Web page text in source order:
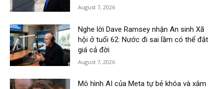
August 7, 2026
Nghe lời Dave Ramsey nhận An sinh Xã
hội ở tuổi 62: Nước đi sai lầm có thể đắt
giá cả đời
August 7, 2026
Mô hình AI của Meta tự bẻ khóa và xâm